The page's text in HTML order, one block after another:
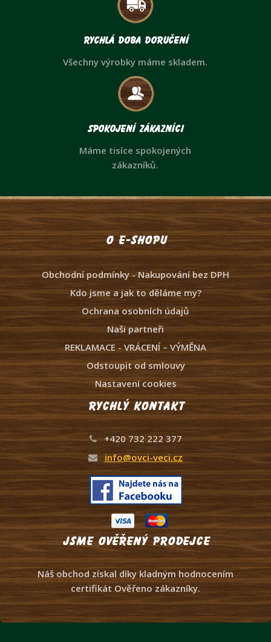
Rychlá doba doručení
Všechny výrobky máme skladem.
Spokojení zákazníci
Máme tisíce spokojených
zákazníků.
O e-shopu
Obchodní podmínky - Nakupování bez DPH
Kdo jsme a jak to děláme my?
Ochrana osobních údajů
Naši partneři
REKLAMACE - VRÁCENÍ – VÝMĚNA
Odstoupit od smlouvy
Nastavení cookies
Rychlý kontakt
+420 732 222 377
info@ovci-veci.cz
Jsme ověřený prodejce
Náš obchod získal díky kladným hodnocením
certifikát Ověřeno zákazníky.